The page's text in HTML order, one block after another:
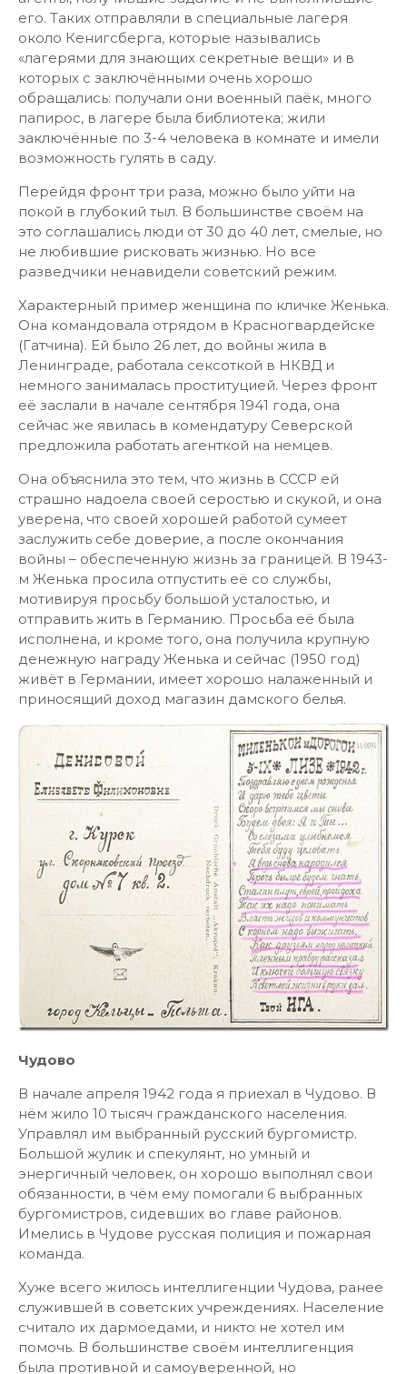
его. Таких отправляли в специальные лагеря
около Кенигсберга, которые назывались
«лагерями для знающих секретные вещи» и в
которых с заключёнными очень хорошо
обращались: получали они военный паёк, много
папирос, в лагере была библиотека; жили
заключённые по 3-4 человека в комнате и имели
возможность гулять в саду.
Перейдя фронт три раза, можно было уйти на
покой в глубокий тыл. В большинстве своём на
это соглашались люди от 30 до 40 лет, смелые, но
не любившие рисковать жизнью. Но все
разведчики ненавидели советский режим.
Характерный пример женщина по кличке Женька.
Она командовала отрядом в Красногвардейске
(Гатчина). Ей было 26 лет, до войны жила в
Ленинграде, работала сексоткой в НКВД и
немного занималась проституцией. Через фронт
её заслали в начале сентября 1941 года, она
сейчас же явилась в комендатуру Северской
предложила работать агенткой на немцев.
Она объяснила это тем, что жизнь в СССР ей
страшно надоела своей серостью и скукой, и она
уверена, что своей хорошей работой сумеет
заслужить себе доверие, а после окончания
войны – обеспеченную жизнь за границей. В 1943-
м Женька просила отпустить её со службы,
мотивируя просьбу большой усталостью, и
отправить жить в Германию. Просьба её была
исполнена, и кроме того, она получила крупную
денежную награду Женька и сейчас (1950 год)
живёт в Германии, имеет хорошо налаженный и
приносящий доход магазин дамского белья.
Чудово
В начале апреля 1942 года я приехал в Чудово. В
нём жило 10 тысяч гражданского населения.
Управлял им выбранный русский бургомистр.
Большой жулик и спекулянт, но умный и
энергичный человек, он хорошо выполнял свои
обязанности, в чём ему помогали 6 выбранных
бургомистров, сидевших во главе районов.
Имелись в Чудове русская полиция и пожарная
команда.
Хуже всего жилось интеллигенции Чудова, ранее
служившей в советских учреждениях. Население
считало их дармоедами, и никто не хотел им
помочь. В большинстве своём интеллигенция
была противной и самоуверенной, но